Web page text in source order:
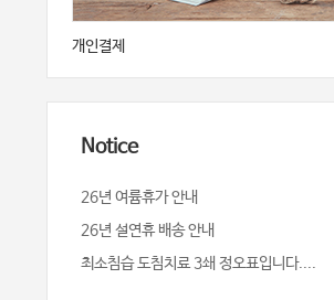
개인결제
Notice
26년 여륨휴가 안내
26년 설연휴 배송 안내
최소침습 도침치료 3쇄 정오표입니다....